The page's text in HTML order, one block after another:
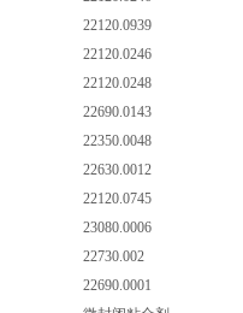
22120.0939
22120.0246
22120.0248
22690.0143
22350.0048
22630.0012
22120.0745
23080.0006
22730.002
22690.0001